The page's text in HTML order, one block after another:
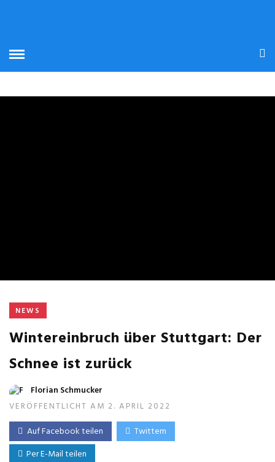
NEWS
Wintereinbruch über Stuttgart: Der
Schnee ist zurück
Florian Schmucker
VERÖFFENTLICHT AM 2. APRIL 2022
Auf Facebook teilen
Twittern
Per E-Mail teilen